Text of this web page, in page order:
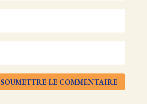
SOUMETTRE LE COMMENTAIRE